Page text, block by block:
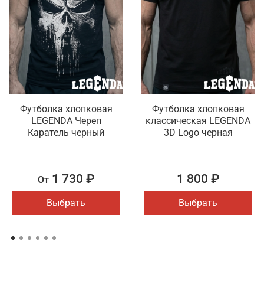
Футболка хлопковая
LEGENDA Череп
Каратель черный
От1 730 ₽
Выбрать
Футболка хлопковая
классическая LEGENDA
3D Logo черная
1 800 ₽
Выбрать